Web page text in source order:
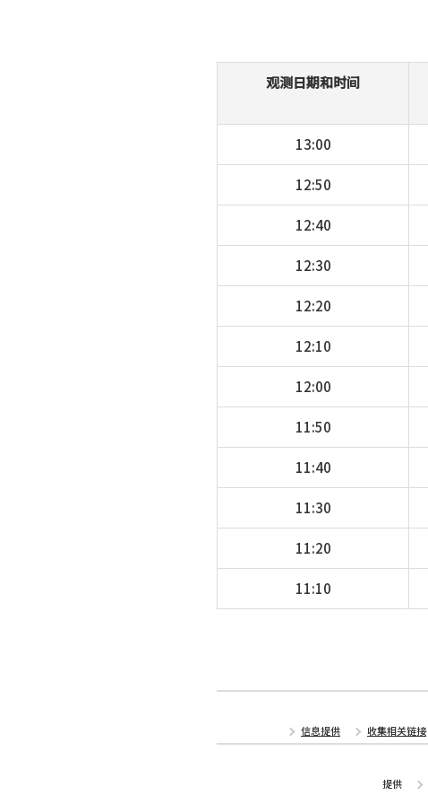
观测日期和时间
13:00
12:50
12:40
12:30
12:20
12:10
12:00
11:50
11:40
11:30
11:20
11:10
信息提供 收集相关链接
提供